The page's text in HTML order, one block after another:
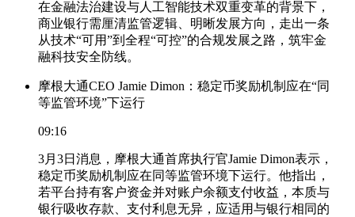
在金融法治建设与人工智能技术双重变革的背景下，
商业银行需厘清监管逻辑、明晰发展方向，走出一条
从技术“可用”到全程“可控”的合规发展之路，筑牢金
融科技安全防线。
摩根大通CEO Jamie Dimon：稳定币奖励机制应在“同
等监管环境”下运行
09:16
3月3日消息，摩根大通首席执行官Jamie Dimon表示，
稳定币奖励机制应在同等监管环境下运行。他指出，
若平台持有客户资金并对账户余额支付收益，本质与
银行吸收存款、支付利息无异，应适用与银行相同的